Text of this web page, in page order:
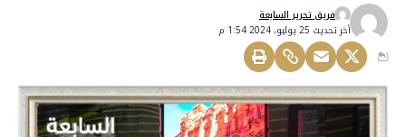
أخر تحديث 25 يوليو، 2024 1:54 م
فريق تحرير السابعة